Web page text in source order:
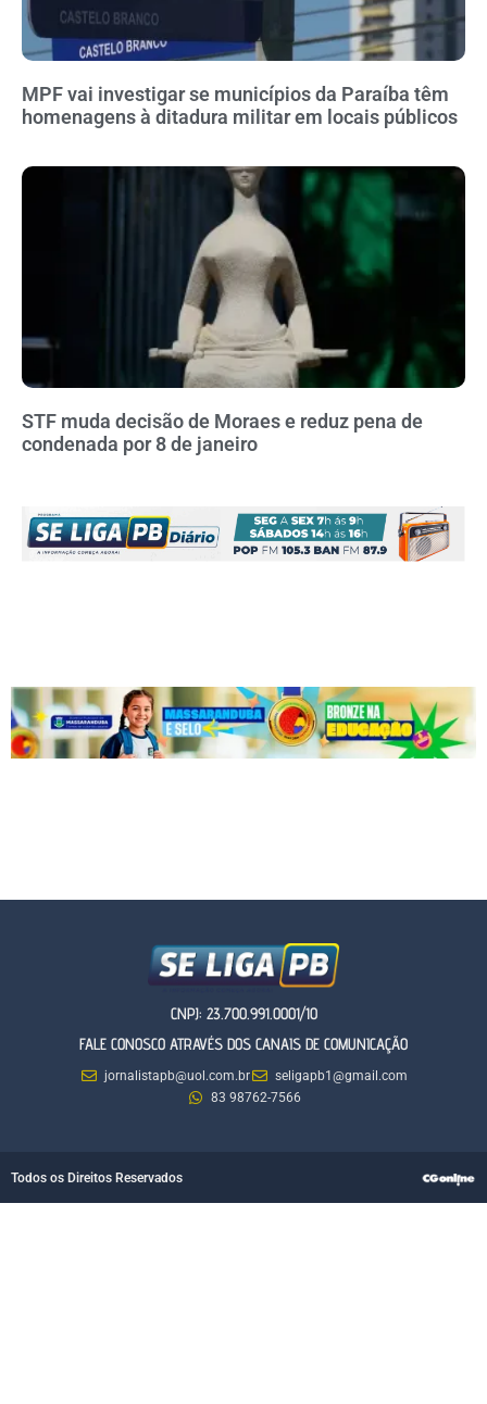
MPF vai investigar se municípios da Paraíba têm
homenagens à ditadura militar em locais públicos
STF muda decisão de Moraes e reduz pena de
condenada por 8 de janeiro
CNPJ: 23.700.991.0001/10
FALE CONOSCO ATRAVÉS DOS CANAIS DE COMUNICAÇÃO
jornalistapb@uol.com.br
seligapb1@gmail.com
83 98762-7566
Todos os Direitos Reservados